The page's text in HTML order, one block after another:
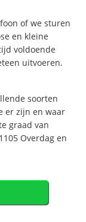
of we sturen
en kleine
voldoende
uitvoeren.
soorten
er zijn en waar
graad van
Overdag en